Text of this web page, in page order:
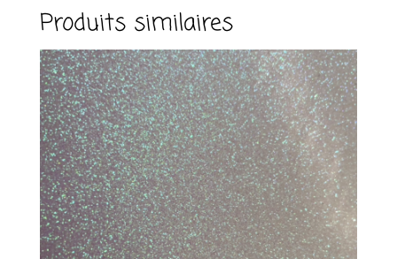
a
t
i
v
e
:
Produits similaires